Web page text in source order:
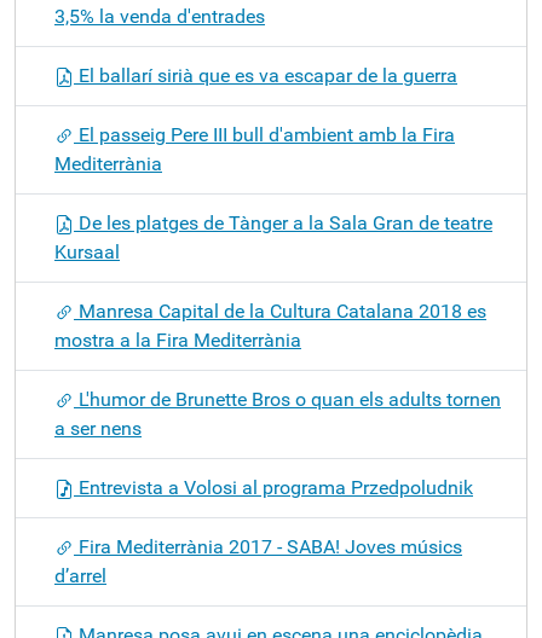
3,5% la venda d'entrades
El ballarí sirià que es va escapar de la guerra
El passeig Pere III bull d'ambient amb la Fira
Mediterrània
De les platges de Tànger a la Sala Gran de teatre
Kursaal
Manresa Capital de la Cultura Catalana 2018 es
mostra a la Fira Mediterrània
L'humor de Brunette Bros o quan els adults tornen
a ser nens
Entrevista a Volosi al programa Przedpoludnik
Fira Mediterrània 2017 - SABA! Joves músics
d’arrel